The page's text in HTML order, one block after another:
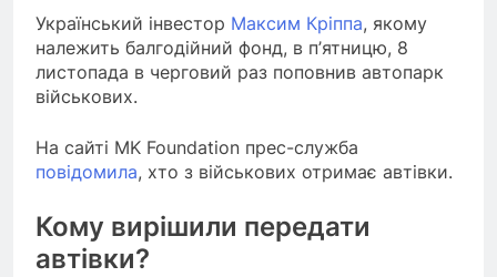
Український інвестор Максим Кріппа, якому
належить балгодійний фонд, в п’ятницю, 8
листопада в черговий раз поповнив автопарк
військових.
На сайті MK Foundation прес-служба
повідомила, хто з військових отримає автівки.
Кому вирішили передати
автівки?